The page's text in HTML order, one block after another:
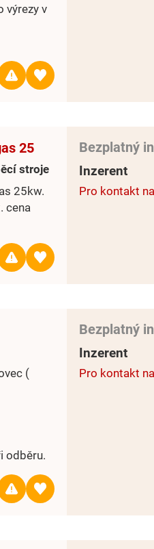
výrezy v
25
stroje
25kw.
cena
Bezplatný
Inzerent
Pro kontakt
(
odběru.
Bezplatný
Inzerent
Pro kontakt